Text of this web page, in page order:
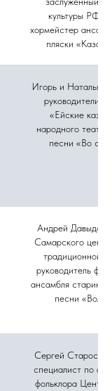
культуры РФ,
хормейстер
пляски
Игорь и Наталья
руководители
«Ейские
народного театра
песни «Во
Андрей Давыдов,
Самарского
традиционной
руководитель
ансамбля
песни
Сергей
специалист по
фольклора Центра